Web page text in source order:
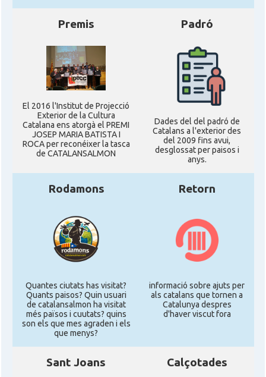
Premis
El 2016 l'Institut de Projecció
Exterior de la Cultura
Catalana ens atorgà el PREMI
JOSEP MARIA BATISTA I
ROCA per reconéixer la tasca
de CATALANSALMON
Padró
Dades del del padró de
Catalans a l'exterior des
del 2009 fins avui,
desglossat per paisos i
anys.
Rodamons
Quantes ciutats has visitat?
Quants paisos? Quin usuari
de catalansalmon ha visitat
més països i cuutats? quins
son els que mes agraden i els
que menys?
Retorn
informació sobre ajuts per
als catalans que tornen a
Catalunya despres
d'haver viscut fora
Sant Joans Calçotades